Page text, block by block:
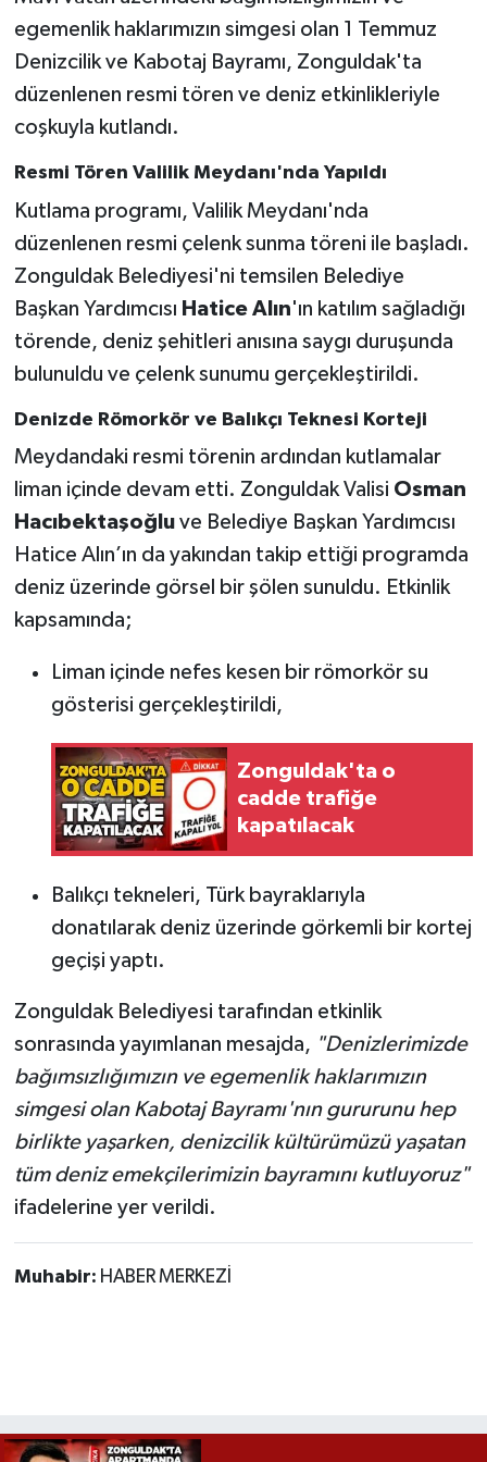
egemenlik haklarımızın simgesi olan 1 Temmuz
Denizcilik ve Kabotaj Bayramı, Zonguldak'ta
düzenlenen resmi tören ve deniz etkinlikleriyle
coşkuyla kutlandı.
Resmi Tören Valilik Meydanı'nda Yapıldı
Kutlama programı, Valilik Meydanı'nda
düzenlenen resmi çelenk sunma töreni ile başladı.
Zonguldak Belediyesi'ni temsilen Belediye
Başkan Yardımcısı Hatice Alın'ın katılım sağladığı
törende, deniz şehitleri anısına saygı duruşunda
bulunuldu ve çelenk sunumu gerçekleştirildi.
Denizde Römorkör ve Balıkçı Teknesi Korteji
Meydandaki resmi törenin ardından kutlamalar
liman içinde devam etti. Zonguldak Valisi Osman
Hacıbektaşoğluve Belediye Başkan Yardımcısı
Hatice Alın’ın da yakından takip ettiği programda
deniz üzerinde görsel bir şölen sunuldu. Etkinlik
kapsamında;
Liman içinde nefes kesen bir römorkör su
gösterisi gerçekleştirildi,
Zonguldak'ta o
cadde trafiğe
kapatılacak
Balıkçı tekneleri, Türk bayraklarıyla
donatılarak deniz üzerinde görkemli bir kortej
geçişi yaptı.
Zonguldak Belediyesi tarafından etkinlik
sonrasında yayımlanan mesajda, "Denizlerimizde
bağımsızlığımızın ve egemenlik haklarımızın
simgesi olan Kabotaj Bayramı'nın gururunu hep
birlikte yaşarken, denizcilik kültürümüzü yaşatan
tüm deniz emekçilerimizin bayramını kutluyoruz"
ifadelerine yer verildi.
Muhabir: HABER MERKEZİ
Gökçebey
GÜNDEM
İş ilanı
Kilimli
Kültür - Sanat
Politika
Röportaj
Sağlık
Spor
Ulusal
Yaşam